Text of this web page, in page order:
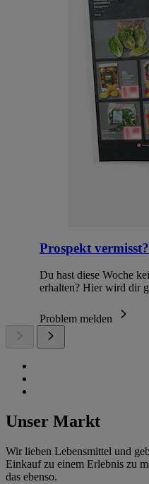
Prospekt vermisst?
Du hast diese Woche
erhalten? Hier wird dir
Problem melden
Unser Markt
Wir lieben Lebensmittel und
Einkauf zu einem Erlebnis zu
das ebenso.